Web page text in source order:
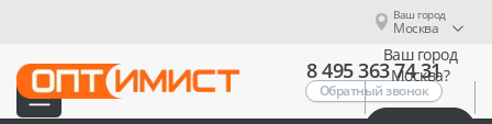
Ваш город
Москва
Ваш город
Москва?
8 495 363 74 31
Обратный звонок